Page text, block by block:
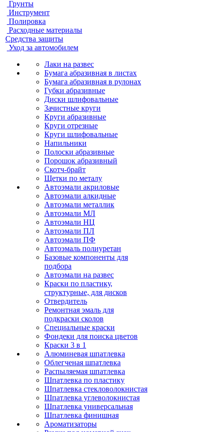
Грунты
Инструмент
Полировка
Расходные материалы
Средства защиты
Уход за автомобилем
Лаки на развес
Бумага абразивная в листах
Бумага абразивная в рулонах
Губки абразивные
Диски шлифовальные
Зачистные круги
Круги абразивные
Круги отрезные
Круги шлифовальные
Напильники
Полоски абразивные
Порошок абразивный
Скотч-брайт
Щетки по металу
Автоэмали акриловые
Автоэмали алкидные
Автоэмали металлик
Автоэмали МЛ
Автоэмали НЦ
Автоэмали ПЛ
Автоэмали ПФ
Автоэмаль полиуретан
Базовые компоненты для
подбора
Автоэмали на развес
Краски по пластику,
структурные, для дисков
Отвердитель
Ремонтная эмаль для
подкраски сколов
Специальные краски
Фондеки для поиска цветов
Краски 3 в 1
Алюминевая шпатлевка
Облегченая шпатлевка
Распыляемая шпатлевка
Шпатлевка по пластику
Шпатлевка стекловолокнистая
Шпатлевка углеволокнистая
Шпатлевка универсальная
Шпатлевка финишная
Ароматизаторы